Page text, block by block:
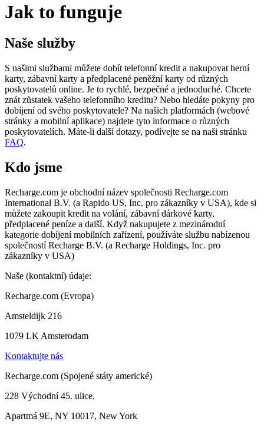
Jak to funguje
Naše služby
S našimi službami můžete dobít telefonní kredit a nakupovat herní
karty, zábavní karty a předplacené peněžní karty od různých
poskytovatelů online. Je to rychlé, bezpečné a jednoduché. Chcete
znát zůstatek vašeho telefonního kreditu? Nebo hledáte pokyny pro
dobíjení od svého poskytovatele? Na našich platformách (webové
stránky a mobilní aplikace) najdete tyto informace o různých
poskytovatelích. Máte-li další dotazy, podívejte se na naši stránku
FAQ.
Kdo jsme
Recharge.com je obchodní název společnosti Recharge.com
International B.V. (a Rapido US, Inc. pro zákazníky v USA), kde si
můžete zakoupit kredit na volání, zábavní dárkové karty,
předplacené peníze a další. Když nakupujete z mezinárodní
kategorie dobíjení mobilních zařízení, používáte službu nabízenou
společností Recharge B.V. (a Recharge Holdings, Inc. pro
zákazníky v USA)
Naše (kontaktní) údaje:
Recharge.com (Evropa)
Amsteldijk 216
1079 LK Amsterodam
Kontaktujte nás
Recharge.com (Spojené státy americké)
228 Východní 45. ulice,
Apartmá 9E, NY 10017, New York